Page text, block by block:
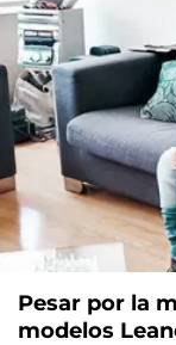
Pesar por la
modelos